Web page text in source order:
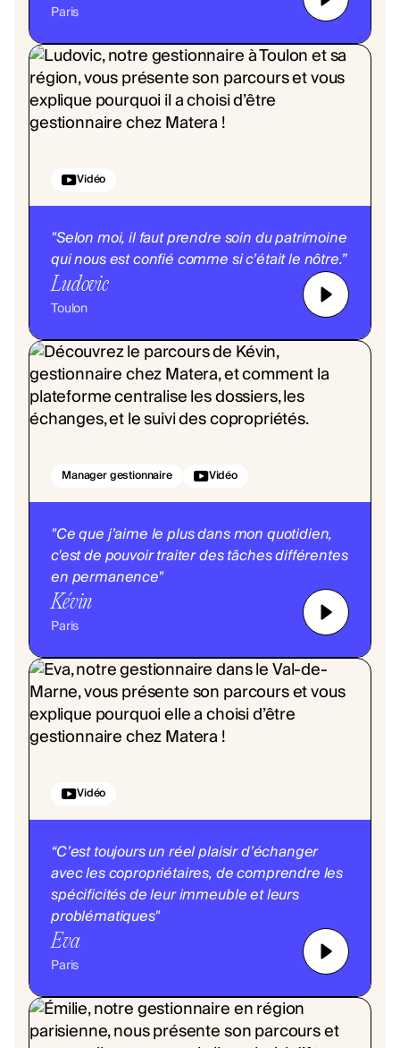
Paris
Vidéo
"Selon moi, il faut prendre soin du patrimoine
qui nous est confié comme si c’était le nôtre.”
Ludovic
Toulon
Manager gestionnaire Vidéo
"Ce que j’aime le plus dans mon quotidien,
c'est de pouvoir traiter des tâches différentes
en permanence"
Kévin
Paris
Vidéo
“C’est toujours un réel plaisir d’échanger
avec les copropriétaires, de comprendre les
spécificités de leur immeuble et leurs
problématiques"
Eva
Paris